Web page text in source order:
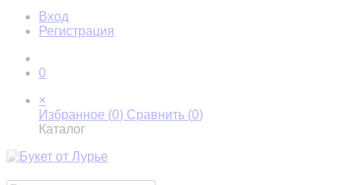
Вход
Регистрация
0
×
Избранное (0) Сравнить (0)
Каталог